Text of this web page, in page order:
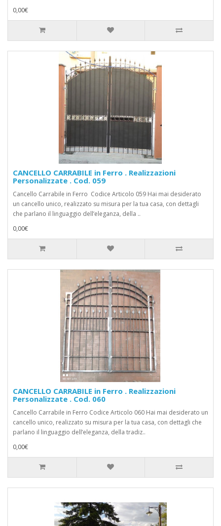
0,00€
CANCELLO CARRABILE in Ferro . Realizzazioni
Personalizzate . Cod. 059
Cancello Carrabile in Ferro Codice Articolo 059 Hai mai desiderato
un cancello unico, realizzato su misura per la tua casa, con dettagli
che parlano il linguaggio dell’eleganza, della ..
0,00€
CANCELLO CARRABILE in Ferro . Realizzazioni
Personalizzate . Cod. 060
Cancello Carrabile in Ferro Codice Articolo 060 Hai mai desiderato un
cancello unico, realizzato su misura per la tua casa, con dettagli che
parlano il linguaggio dell’eleganza, della tradiz..
0,00€